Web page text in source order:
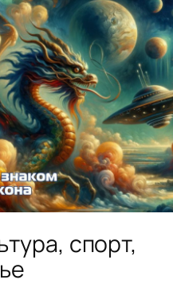
спорт,